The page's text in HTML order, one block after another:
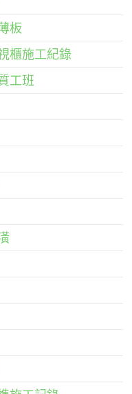
板
櫃施工紀錄
工班